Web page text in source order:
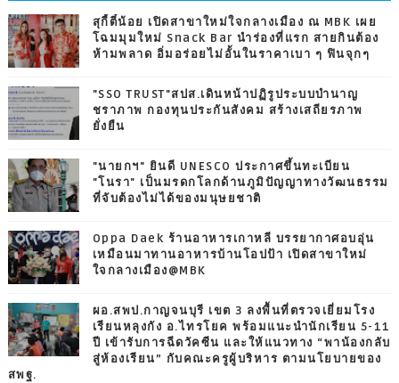
สุกี้ตี๋น้อย เปิดสาขาใหม่ใจกลางเมือง ณ MBK เผย
โฉมมุมใหม่ Snack Bar นำร่องที่แรก สายกินต้อง
ห้ามพลาด อิ่มอร่อยไม่อั้นในราคาเบา ๆ ฟินจุกๆ
"SSO TRUST"สปส.เดินหน้าปฏิรูประบบบำนาญ
ชราภาพ กองทุนประกันสังคม สร้างเสถียรภาพ
ยั่งยืน
"นายกฯ" ยินดี UNESCO ประกาศขึ้นทะเบียน
"โนรา" เป็นมรดกโลกด้านภูมิปัญญาทางวัฒนธรรม
ที่จับต้องไม่ได้ของมนุษยชาติ
Oppa Daek ร้านอาหารเกาหลี บรรยากาศอบอุ่น
เหมือนมาทานอาหารบ้านโอปป้า เปิดสาขาใหม่
ใจกลางเมือง@MBK
ผอ.สพป.กาญจนบุรี เขต 3 ลงพื้นที่ตรวจเยี่ยมโรง
เรียนหลุงกัง อ.ไทรโยค พร้อมแนะนำนักเรียน 5-11
ปี เข้ารับการฉีดวัคซีน และให้แนวทาง “พาน้องกลับ
สู่ห้องเรียน” กับคณะครูผู้บริหาร ตามนโยบายของ
สพฐ.